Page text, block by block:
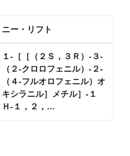
ニー・リフト
１‐［［（２Ｓ，３Ｒ）‐３‐
（２‐クロロフェニル）‐２‐
（４‐フルオロフェニル）オ
キシラニル］メチル］‐１
Ｈ‐１，２，…